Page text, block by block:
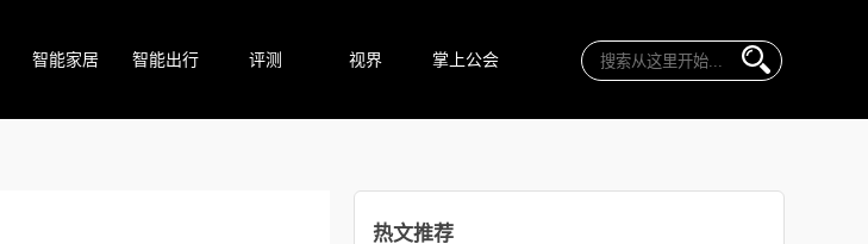
智能家居 智能出行 评测 视界 掌上公会
热文推荐